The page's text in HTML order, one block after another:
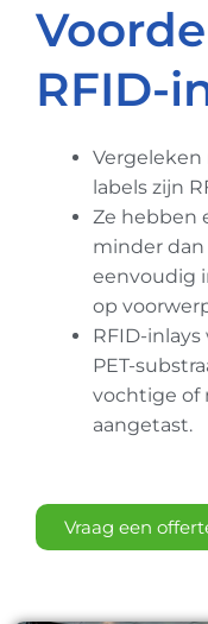
RFID-
Vergeleken
labels zijn
Ze hebben
minder dan
eenvoudig
op
RFID-
PET-
vochtige of
aangetast.
Vraag een